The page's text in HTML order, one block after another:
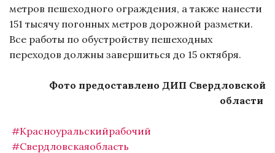
метров пешеходного ограждения, а также нанести
151 тысячу погонных метров дорожной разметки.
Все работы по обустройству пешеходных
переходов должны завершиться до 15 октября.
Фото предоставлено ДИП Свердловской
области
#Красноуральскийрабочий
#Свердловскаяобласть